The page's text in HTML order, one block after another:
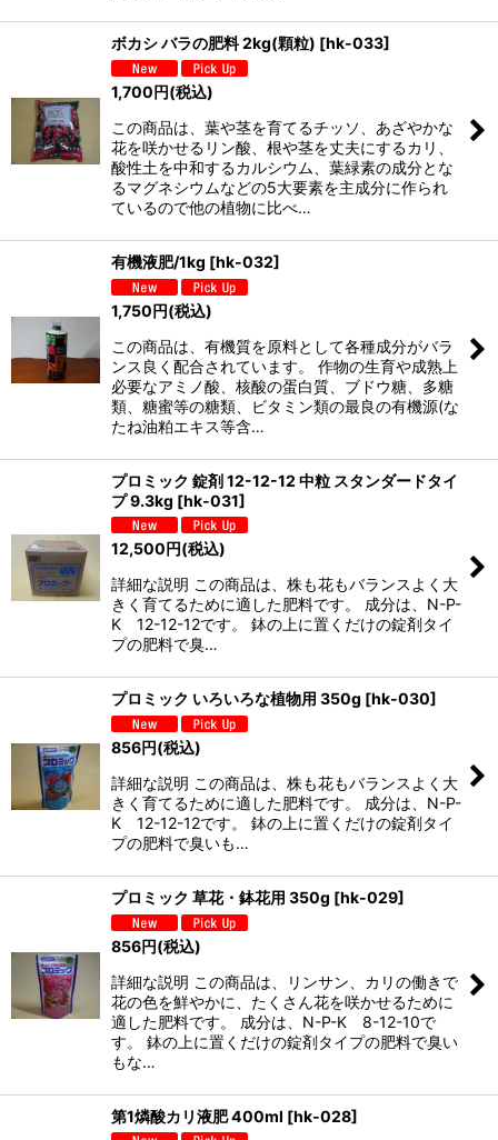
ボカシ バラの肥料 2kg(顆粒) [hk-033]
1,700円(税込)
この商品は、葉や茎を育てるチッソ、あざやかな
花を咲かせるリン酸、根や茎を丈夫にするカリ、
酸性土を中和するカルシウム、葉緑素の成分とな
るマグネシウムなどの5大要素を主成分に作られ
ているので他の植物に比べ…
有機液肥/1kg [hk-032]
1,750円(税込)
この商品は、有機質を原料として各種成分がバラ
ンス良く配合されています。 作物の生育や成熟上
必要なアミノ酸、核酸の蛋白質、ブドウ糖、多糖
類、糖蜜等の糖類、ビタミン類の最良の有機源(な
たね油粕エキス等含…
プロミック 錠剤 12-12-12 中粒 スタンダードタイ
プ 9.3kg [hk-031]
12,500円(税込)
詳細な説明 この商品は、株も花もバランスよく大
きく育てるために適した肥料です。 成分は、N-P-
K 12-12-12です。 鉢の上に置くだけの錠剤タイ
プの肥料で臭…
プロミック いろいろな植物用 350g [hk-030]
856円(税込)
詳細な説明 この商品は、株も花もバランスよく大
きく育てるために適した肥料です。 成分は、N-P-
K 12-12-12です。 鉢の上に置くだけの錠剤タイ
プの肥料で臭いも…
プロミック 草花・鉢花用 350g [hk-029]
856円(税込)
詳細な説明 この商品は、リンサン、カリの働きで
花の色を鮮やかに、たくさん花を咲かせるために
適した肥料です。 成分は、N-P-K 8-12-10で
す。 鉢の上に置くだけの錠剤タイプの肥料で臭い
もな…
第1燐酸カリ液肥 400ml [hk-028]